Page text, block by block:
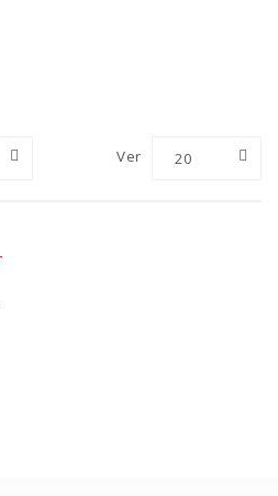
Ver 20